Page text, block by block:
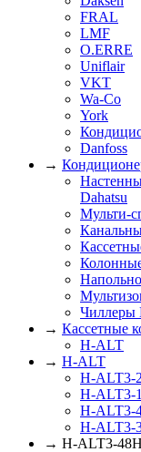
FRAL
LMF
O.ERRE
Uniflair
VKT
Wa-Co
York
Danfoss
→
Dahatsu
Мульти-
Чиллеры
→ Кассетные
H-ALT
→ H-ALT
H-ALT3-
H-ALT3-
H-ALT3-
H-ALT3-
→ H-ALT3-48H